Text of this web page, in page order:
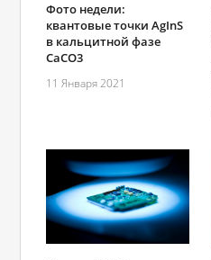
Фото недели:
квантовые точки AgInS
в кальцитной фазе
CaCO3
11 Января 2021